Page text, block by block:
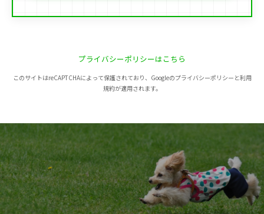
プライバシーポリシーはこちら
このサイトはreCAPTCHAによって保護されており、Googleのプライバシーポリシーと利用
規約が適用されます。